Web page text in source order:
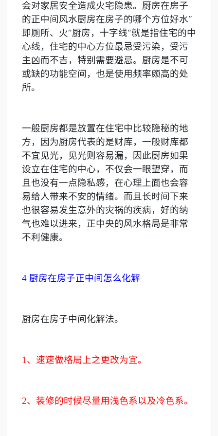
会对家居安全造成火宅隐患。厨房在房子
的正中间风水厨房在房子的哪个方位好水″
即厕所、火″厨房，十字线″就是指住宅的中
心线，住宅的中心方位最忌受污染，受污
主凶而不吉，特别需要避忌。厨房是不可
或缺的功能空间，也是使用频率颇高的处
所。
一般厨房都是放置在住宅中比较隐秘的地
方，因为厨房代表的是财库，一般财库都
不宜见光，见光则容易漏，因此厨房如果
设立在住宅的中心，不仅会一眼望穿，而
且也没有一点隐私感，在心理上面也会容
易给人带来不安的情绪。而且长时间下来
也很容易发生意外的灾祸的疾病，好的纳
气也难以进来，正中央的风水格局是非常
不利健康。
4 厨房在房子正中间怎么化解
厨房在房子中间化解法。
1 、速速做格局上之更改为宜。
2、装修的时候尽量用浅色系以及冷色系。